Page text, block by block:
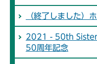
（終了しました）
2021 - 50th
50周年記念